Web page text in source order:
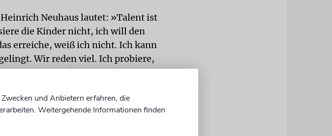
Neuhaus lautet: »Talent ist
die Kinder nicht, ich will den
erreiche, weiß ich nicht. Ich kann
Wir reden viel. Ich probiere,
ich gelernt habe, ist die
ist gut, aber Seele ist besser. Der
und Anbietern erfahren, die
Weitergehende Informationen finden